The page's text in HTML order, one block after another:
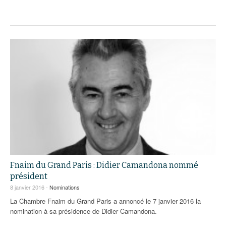
Fnaim du Grand Paris : Didier Camandona nommé
président
8 janvier 2016 - Nominations
La Chambre Fnaim du Grand Paris a annoncé le 7 janvier 2016 la
nomination à sa présidence de Didier Camandona.